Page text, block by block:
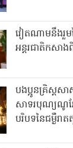
វៀតណាមនឹងរួ
អន្តរជាតិកសា
បងប្អូនគ្រិស្ត
សាទរបុណ្យណូអ
បរិបទនៃជម្ងឺរា